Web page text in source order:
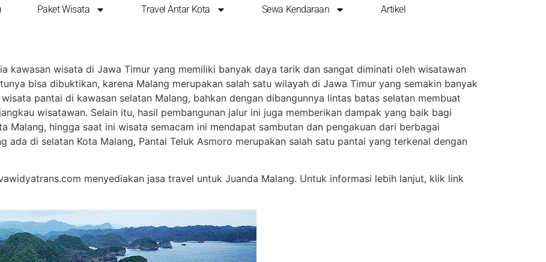
Paket Wisata Travel Antar Kota Sewa Kendaraan Artikel
kawasan wisata di Jawa Timur yang memiliki banyak daya tarik dan sangat diminati oleh wisatawan
bisa dibuktikan, karena Malang merupakan salah satu wilayah di Jawa Timur yang semakin banyak
pantai di kawasan selatan Malang, bahkan dengan dibangunnya lintas batas selatan membuat
wisatawan. Selain itu, hasil pembangunan jalur ini juga memberikan dampak yang baik bagi
Malang, hingga saat ini wisata semacam ini mendapat sambutan dan pengakuan dari berbagai
ada di selatan Kota Malang, Pantai Teluk Asmoro merupakan salah satu pantai yang terkenal dengan
menyediakan jasa travel untuk Juanda Malang. Untuk informasi lebih lanjut, klik link